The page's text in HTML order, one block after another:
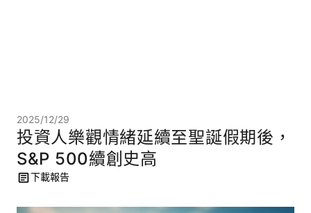
2025/12/29
投資人樂觀情緒延續至聖誕假期後，
S&P 500續創史高
下載報告